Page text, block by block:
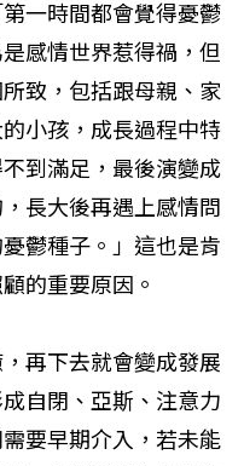
一時間都會覺得憂鬱
感情世界惹得禍，但
致，包括跟母親、家
小孩，成長過程中特
到滿足，最後演變成
長大後再遇上感情問
鬱種子。」這也是肯
的重要原因。
再下去就會變成發展
自閉、亞斯、注意力
要早期介入，若未能